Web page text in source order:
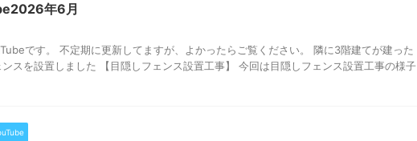
年6月
です。 不定期に更新してますが、よかったらご覧ください。 隣に3階建てが建った
スを設置しました 【目隠しフェンス設置工事】 今回は目隠しフェンス設置工事の様子